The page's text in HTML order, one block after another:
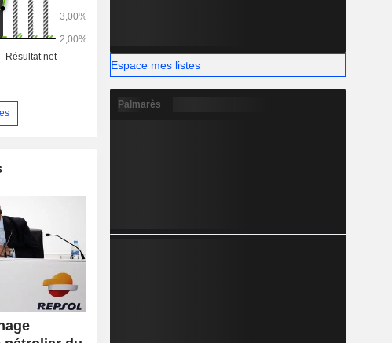
: Espagne
(9,8%), Pérou
Espace mes listes
Palmarès